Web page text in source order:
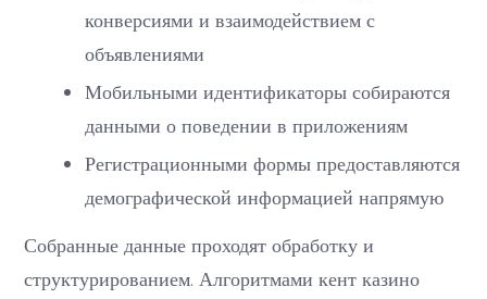
конверсиями и взаимодействием с
объявлениями
Мобильными идентификаторы собираются
данными о поведении в приложениям
Регистрационными формы предоставляются
демографической информацией напрямую
Собранные данные проходят обработку и
структурированием. Алгоритмами кент казино